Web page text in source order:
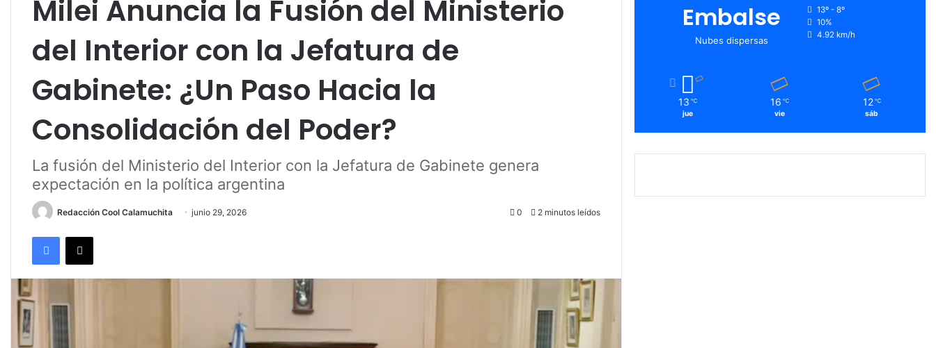
Milei Anuncia la Fusión del Ministerio
del Interior con la Jefatura de
Gabinete: ¿Un Paso Hacia la
Consolidación del Poder?
La fusión del Ministerio del Interior con la Jefatura de Gabinete genera
expectación en la política argentina
Redacción Cool Calamuchita junio 29, 2026 0 2 minutos leídos
Facebook
X
Embalse
Nubes dispersas
13º - 8º
10%
4.92 km/h
13 ℃
jue
16 ℃
vie
12 ℃
sáb